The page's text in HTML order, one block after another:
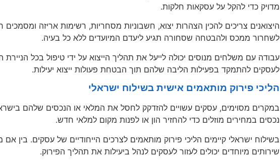
מדויק כדי להקל על עסקאות חלקות.
היצואנים צריכים להכין הצהרות יצוא, חשבוניות מסחריות, רשימות אריזה ומסמכים
לשחרור ממכס ולהבטחה שסחורה תגיע ליעדם המיועדים ללא כל בעיה.
עבודה עם משלחים מנוסים יכולה לייעל את תהליך הייצוא על ידי טיפול בכל
לעסקים להתמקד בפעילות הליבה שלהם תוך הבטחת פעולות ייצוא יעילות.
הליכי פירוק מותאמים אישית בשילוח ישראלי
במקרים מסוימים, עסקים עשויים להזדקק לחסל את המלאי או הנכסים שלהם
נכסים במחירים מוזלים כדי להחזיר הון או לפנות מקום למלאי חדש.
בשילוח ישראלי קיימים הליכי פירוק מותאמים לצרכים הייחודיים של עסקים. בין אם
שירותים מיוחדים יכולים לעזור לעסקים לנהל ביעילות את תהליך הפירוק.